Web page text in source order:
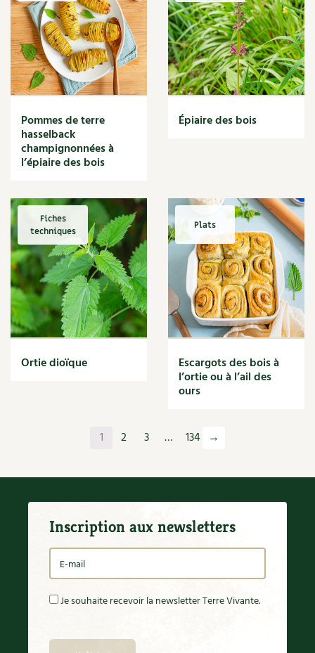
Muret
Muscade
Musique
Narcisse
Nature
Nettoyage
Nichoir
Noisette
Noix
Nourriture
Nuisibles
Numérique
Nutriments
Observation
Œuf
Oignon
Oiseaux
Olivier
Optimiser l'espace
Paille
Panais
Parasite
Partenariat
Participatif
Patate douce
Pommes de terre
hasselback
champignonnées à
l’épiaire des bois
Épiaire des bois
Fiches
techniques
Ortie dioïque
Plats
Escargots des bois à
l’ortie ou à l’ail des
ours
1 2 3 … 134 →
Inscription aux newsletters
Je souhaite recevoir la newsletter Terre Vivante.